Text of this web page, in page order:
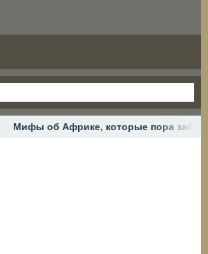
Мифы об Африке, которые пора забыть